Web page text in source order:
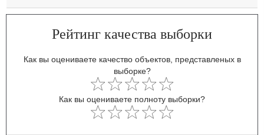
Рейтинг качества выборки
Как вы оцениваете качество объектов, представленых в
выборке?
Как вы оцениваете полноту выборки?